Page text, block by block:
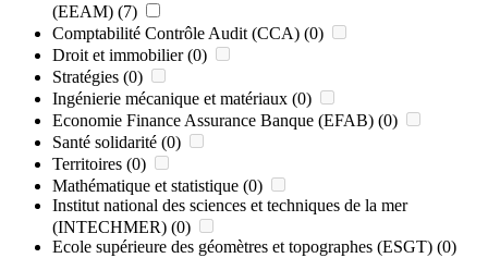
(EEAM) (7)
Comptabilité Contrôle Audit (CCA) (0)
Droit et immobilier (0)
Stratégies (0)
Ingénierie mécanique et matériaux (0)
Economie Finance Assurance Banque (EFAB) (0)
Santé solidarité (0)
Territoires (0)
Mathématique et statistique (0)
Institut national des sciences et techniques de la mer
(INTECHMER) (0)
Ecole supérieure des géomètres et topographes (ESGT) (0)